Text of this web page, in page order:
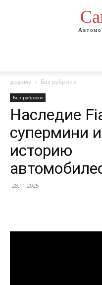
додому Без рубрики
Без рубрики
Наследие
супермини
историю
28.11.2025